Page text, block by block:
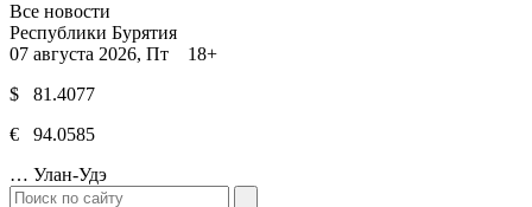
Все новости
Республики Бурятия
07 августа 2026, Пт 18+
$ 81.4077
€ 94.0585
… Улан-Удэ